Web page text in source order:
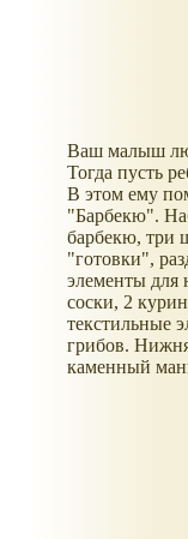
Ваш малыш
Тогда пусть
В этом ему
"Барбекю".
барбекю, три
"готовки",
элементы для
соски, 2
текстильные
грибов.
каменный